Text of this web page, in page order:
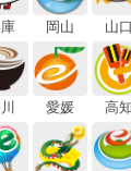
岡山 山口
愛媛 高知